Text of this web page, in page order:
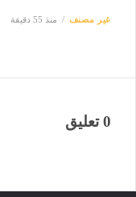
غير مصنف منذ 55 دقيقة
0 تعليق